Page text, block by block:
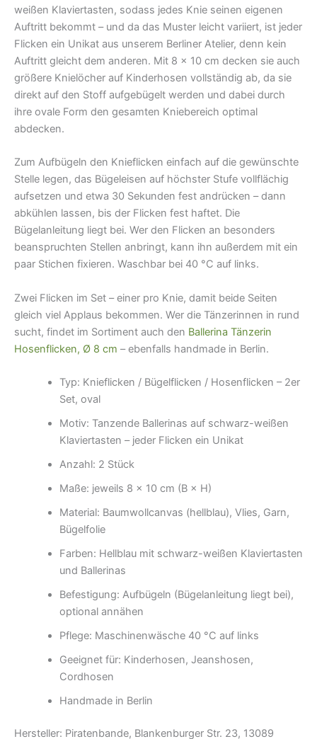
weißen Klaviertasten, sodass jedes Knie seinen eigenen
Auftritt bekommt – und da das Muster leicht variiert, ist jeder
Flicken ein Unikat aus unserem Berliner Atelier, denn kein
Auftritt gleicht dem anderen. Mit 8 × 10 cm decken sie auch
größere Knielöcher auf Kinderhosen vollständig ab, da sie
direkt auf den Stoff aufgebügelt werden und dabei durch
ihre ovale Form den gesamten Kniebereich optimal
abdecken.
Zum Aufbügeln den Knieflicken einfach auf die gewünschte
Stelle legen, das Bügeleisen auf höchster Stufe vollflächig
aufsetzen und etwa 30 Sekunden fest andrücken – dann
abkühlen lassen, bis der Flicken fest haftet. Die
Bügelanleitung liegt bei. Wer den Flicken an besonders
beanspruchten Stellen anbringt, kann ihn außerdem mit ein
paar Stichen fixieren. Waschbar bei 40 °C auf links.
Zwei Flicken im Set – einer pro Knie, damit beide Seiten
gleich viel Applaus bekommen. Wer die Tänzerinnen in rund
sucht, findet im Sortiment auch den Ballerina Tänzerin
Hosenflicken, Ø 8 cm – ebenfalls handmade in Berlin.
Typ: Knieflicken / Bügelflicken / Hosenflicken – 2er
Set, oval
Motiv: Tanzende Ballerinas auf schwarz-weißen
Klaviertasten – jeder Flicken ein Unikat
Anzahl: 2 Stück
Maße: jeweils 8 × 10 cm (B × H)
Material: Baumwollcanvas (hellblau), Vlies, Garn,
Bügelfolie
Farben: Hellblau mit schwarz-weißen Klaviertasten
und Ballerinas
Befestigung: Aufbügeln (Bügelanleitung liegt bei),
optional annähen
Pflege: Maschinenwäsche 40 °C auf links
Geeignet für: Kinderhosen, Jeanshosen,
Cordhosen
Handmade in Berlin
Hersteller: Piratenbande, Blankenburger Str. 23, 13089